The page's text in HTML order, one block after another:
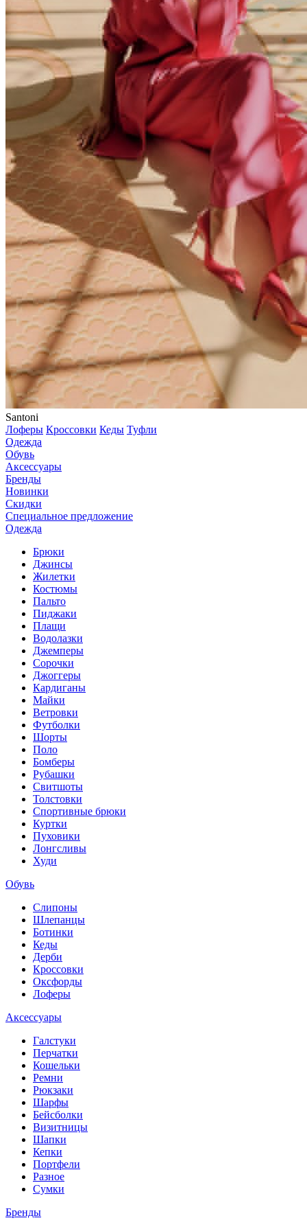
Santoni
Лоферы Кроссовки Кеды Туфли
Одежда
Обувь
Аксессуары
Бренды
Новинки
Скидки
Специальное предложение
Одежда
Брюки
Джинсы
Жилетки
Костюмы
Пальто
Пиджаки
Плащи
Водолазки
Джемперы
Сорочки
Джоггеры
Кардиганы
Майки
Ветровки
Футболки
Шорты
Поло
Бомберы
Рубашки
Свитшоты
Толстовки
Спортивные брюки
Куртки
Пуховики
Лонгсливы
Худи
Обувь
Слипоны
Шлепанцы
Ботинки
Кеды
Дерби
Кроссовки
Оксфорды
Лоферы
Аксессуары
Галстуки
Перчатки
Кошельки
Ремни
Рюкзаки
Шарфы
Бейсболки
Визитницы
Шапки
Кепки
Портфели
Разное
Сумки
Бренды